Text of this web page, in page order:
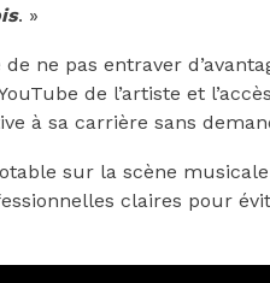
. »
de ne pas entraver
de l’artiste et
à sa carrière sans
sur la scène
claires pour